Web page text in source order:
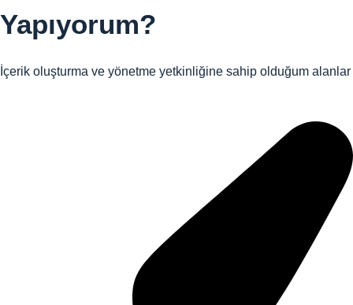
Yapıyorum?
İçerik oluşturma ve yönetme yetkinliğine sahip olduğum alanlar